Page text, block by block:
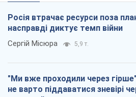
Росія втрачає ресурси поза
насправді диктує темп війни
Сергій Місюра 5,9 т.
"Ми вже проходили через
не варто піддаватися зневірі